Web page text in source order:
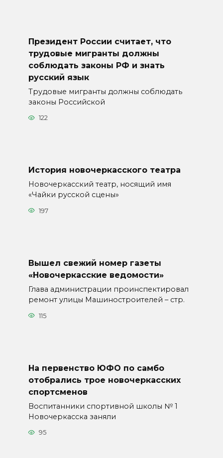
Президент России считает, что
трудовые мигранты должны
соблюдать законы РФ и знать
русский язык
Трудовые мигранты должны соблюдать
законы Российской
122
История новочеркасского театра
Новочеркасский театр, носящий имя
«Чайки русской сцены»
197
Вышел свежий номер газеты
«Новочеркасские ведомости»
Глава администрации проинспектировал
ремонт улицы Машиностроителей – стр.
115
На первенство ЮФО по самбо
отобрались трое новочеркасских
спортсменов
Воспитанники спортивной школы № 1
Новочеркасска заняли
95